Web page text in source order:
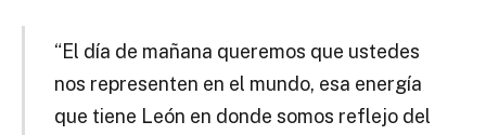
“El día de mañana queremos que ustedes
nos representen en el mundo, esa energía
que tiene León en donde somos reflejo del